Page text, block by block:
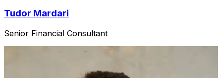
Tudor Mardari
Senior Financial Consultant